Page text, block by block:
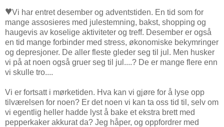
♥Vi har entret desember og adventstiden. En tid som for
mange assosieres med julestemning, bakst, shopping og
haugevis av koselige aktiviteter og treff. Desember er også
en tid mange forbinder med stress, økonomiske bekymringer
og depresjoner. De aller fleste gleder seg til jul. Men husker
vi på at noen også gruer seg til jul....? De er mange flere enn
vi skulle tro....
Vi er fortsatt i mørketiden. Hva kan vi gjøre for å lyse opp
tilværelsen for noen? Er det noen vi kan ta oss tid til, selv om
vi egentlig heller hadde lyst å bake et ekstra brett med
pepperkaker akkurat da? Jeg håper, og oppfordrer med